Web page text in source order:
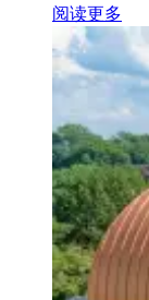
阅读更多